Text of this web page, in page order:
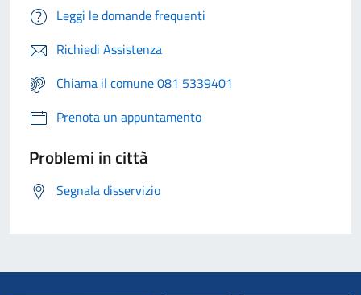
Leggi le domande frequenti
Richiedi Assistenza
Chiama il comune 081 5339401
Prenota un appuntamento
Problemi in città
Segnala disservizio